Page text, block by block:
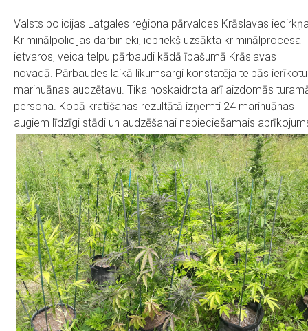
Valsts policijas Latgales reģiona pārvaldes Krāslavas
Kriminālpolicijas darbinieki, iepriekš uzsākta kriminālprocesa
ietvaros, veica telpu pārbaudi kādā īpašumā Krāslavas
novadā. Pārbaudes laikā likumsargi konstatēja telpās ierīkotu
marihuānas audzētavu. Tika noskaidrota arī aizdomās
persona. Kopā kratīšanas rezultātā izņemti 24 marihuānas
augiem līdzīgi stādi un audzēšanai nepieciešamais